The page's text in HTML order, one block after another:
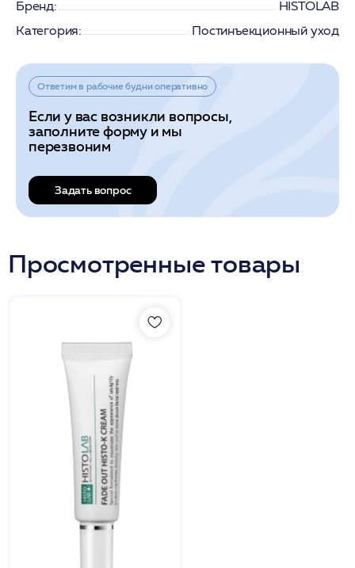
Бренд:
HISTOLAB
Категория:
Постинъекционный уход
Ответим в рабочие будни оперативно
Если у вас возникли вопросы,
заполните форму и мы
перезвоним
Задать вопрос
Просмотренные товары